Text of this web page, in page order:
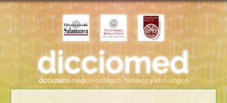
diccionario médico-biológico, histórico y etimológico